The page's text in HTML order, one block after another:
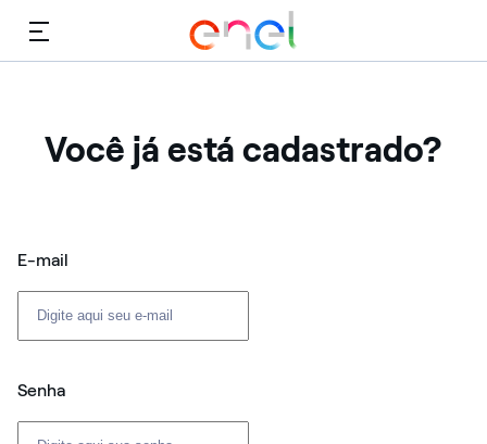
Cardápio
Você já está cadastrado?
Login: usuário e senha
E-mail
Senha